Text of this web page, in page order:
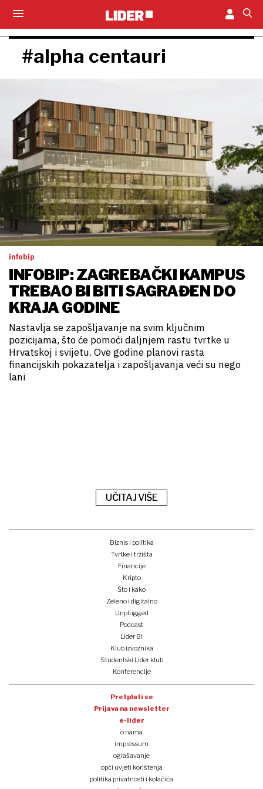
#alpha centauri
infobip
INFOBIP: ZAGREBAČKI KAMPUS
TREBAO BI BITI SAGRAĐEN DO
KRAJA GODINE
Nastavlja se zapošljavanje na svim ključnim
pozicijama, što će pomoći daljnjem rastu tvrtke u
Hrvatskoj i svijetu. Ove godine planovi rasta
financijskih pokazatelja i zapošljavanja veći su nego
lani
UČITAJ VIŠE
Biznis i politika
Tvrtke i tržišta
Financije
Kripto
Što i kako
Zeleno i digitalno
Unplugged
Podcast
Lider BI
Klub izvoznika
Studentski Lider klub
Konferencije
Pretplati se
Prijava na newsletter
e-lider
o nama
impressum
oglašavanje
opći uvjeti korištenja
politika privatnosti i kolačića